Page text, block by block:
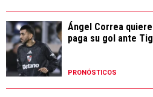
Ángel Correa
paga su gol ante
PRONÓSTICOS